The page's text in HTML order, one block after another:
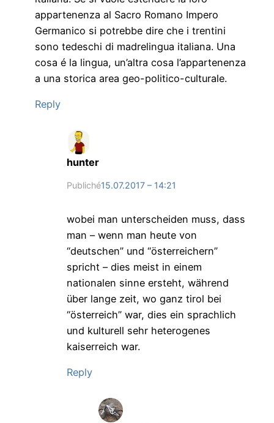
appartenenza al Sacro Romano Impero
Germanico si potrebbe dire che i trentini
sono tedeschi di madrelingua italiana. Una
cosa é la lingua, un’altra cosa l’appartenenza
a una storica area geo-politico-culturale.
Reply
hunter
Publiché15.07.2017 – 14:21
wobei man unterscheiden muss, dass
man – wenn man heute von
“deutschen” und “österreichern”
spricht – dies meist in einem
nationalen sinne ersteht, während
über lange zeit, wo ganz tirol bei
“österreich” war, dies ein sprachlich
und kulturell sehr heterogenes
kaiserreich war.
Reply